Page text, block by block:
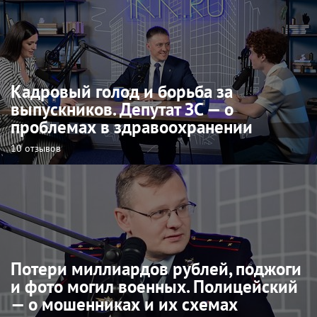
Кадровый голод и борьба за
выпускников. Депутат ЗС — о
проблемах в здравоохранении
10 отзывов
Потери миллиардов рублей, поджоги
и фото могил военных. Полицейский
— о мошенниках и их схемах